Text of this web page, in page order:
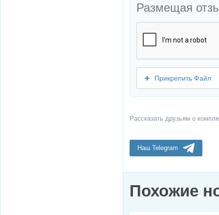
Размещая
Прикрепить Файл
Рассказать друзьям о
Наш Telegram
Похожие